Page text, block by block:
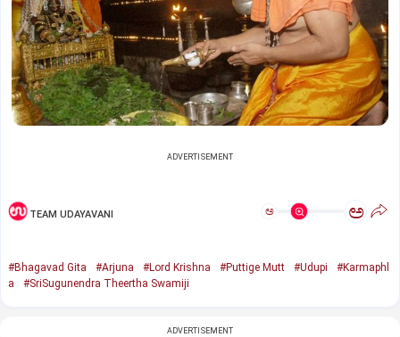
ADVERTISEMENT
TEAM UDAYAVANI ಅ ಅ
#Bhagavad Gita #Arjuna #Lord Krishna #Puttige Mutt #Udupi
#Karmaphl
a
#SriSugunendra Theertha Swamiji
ADVERTISEMENT